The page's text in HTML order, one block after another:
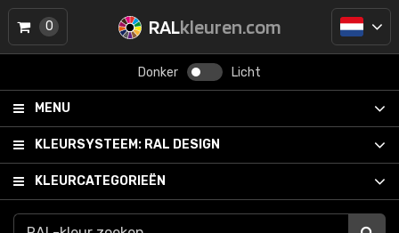
RALkleuren.com
Donker Licht
MENU
KLEURSYSTEEM: RAL DESIGN
KLEURCATEGORIEËN
0